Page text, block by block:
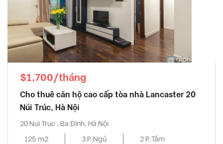
$1,700/tháng
Cho thuê căn hộ cao cấp tòa nhà Lancaster 20
Núi Trúc, Hà Nội
20 Nui Truc , Ba Đình, Hà Nội
125 m2
3 P.Ngủ 2 P.Tắm